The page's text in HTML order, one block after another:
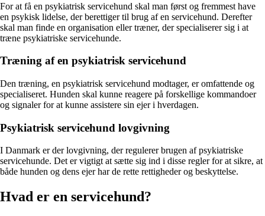
For at få en psykiatrisk servicehund skal man først og fremmest have
en psykisk lidelse, der berettiger til brug af en servicehund. Derefter
skal man finde en organisation eller træner, der specialiserer sig i at
træne psykiatriske servicehunde.
Træning af en psykiatrisk servicehund
Den træning, en psykiatrisk servicehund modtager, er omfattende og
specialiseret. Hunden skal kunne reagere på forskellige kommandoer
og signaler for at kunne assistere sin ejer i hverdagen.
Psykiatrisk servicehund lovgivning
I Danmark er der lovgivning, der regulerer brugen af psykiatriske
servicehunde. Det er vigtigt at sætte sig ind i disse regler for at sikre, at
både hunden og dens ejer har de rette rettigheder og beskyttelse.
Hvad er en servicehund?